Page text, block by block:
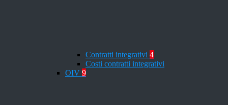
Contratti integrativi 4
Costi contratti integrativi
OIV 9